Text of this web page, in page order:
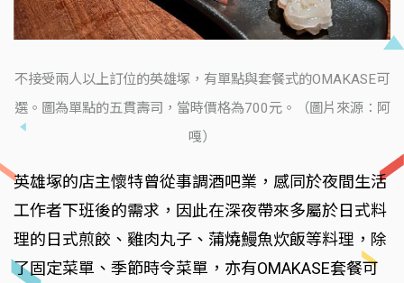
不接受兩人以上訂位的英雄塚，有單點與套餐式的OMAKASE可
選。圖為單點的五貫壽司，當時價格為700元。（圖片來源：阿
嘎）
英雄塚的店主懷特曾從事調酒吧業，感同於夜間生活
工作者下班後的需求，因此在深夜帶來多屬於日式料
理的日式煎餃、雞肉丸子、蒲燒鰻魚炊飯等料理，除
了固定菜單、季節時令菜單，亦有OMAKASE套餐可